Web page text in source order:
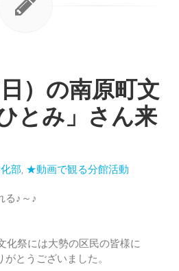
）の南原町文
とみ」さん来
部, ★動画で観る分館活動
る♪～♪
化祭には大勢の区民の皆様に
とうございました。